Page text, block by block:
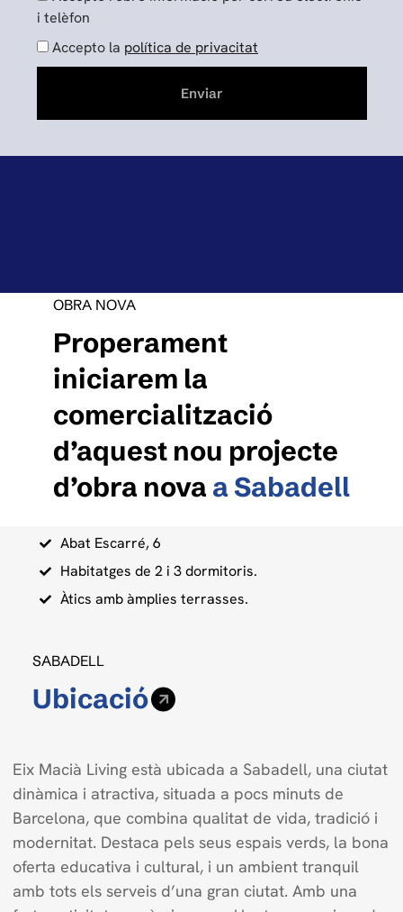
i telèfon
Accepto la política de privacitat
Enviar
OBRA NOVA
Properament
iniciarem la
comercialització
d’aquest nou projecte
d’obra nova a Sabadell
Abat Escarré, 6
Habitatges de 2 i 3 dormitoris.
Àtics amb àmplies terrasses.
SABADELL
Ubicació
Eix Macià Living està ubicada a Sabadell, una ciutat
dinàmica i atractiva, situada a pocs minuts de
Barcelona, que combina qualitat de vida, tradició i
modernitat. Destaca pels seus espais verds, la bona
oferta educativa i cultural, i un ambient tranquil
amb tots els serveis d’una gran ciutat. Amb una